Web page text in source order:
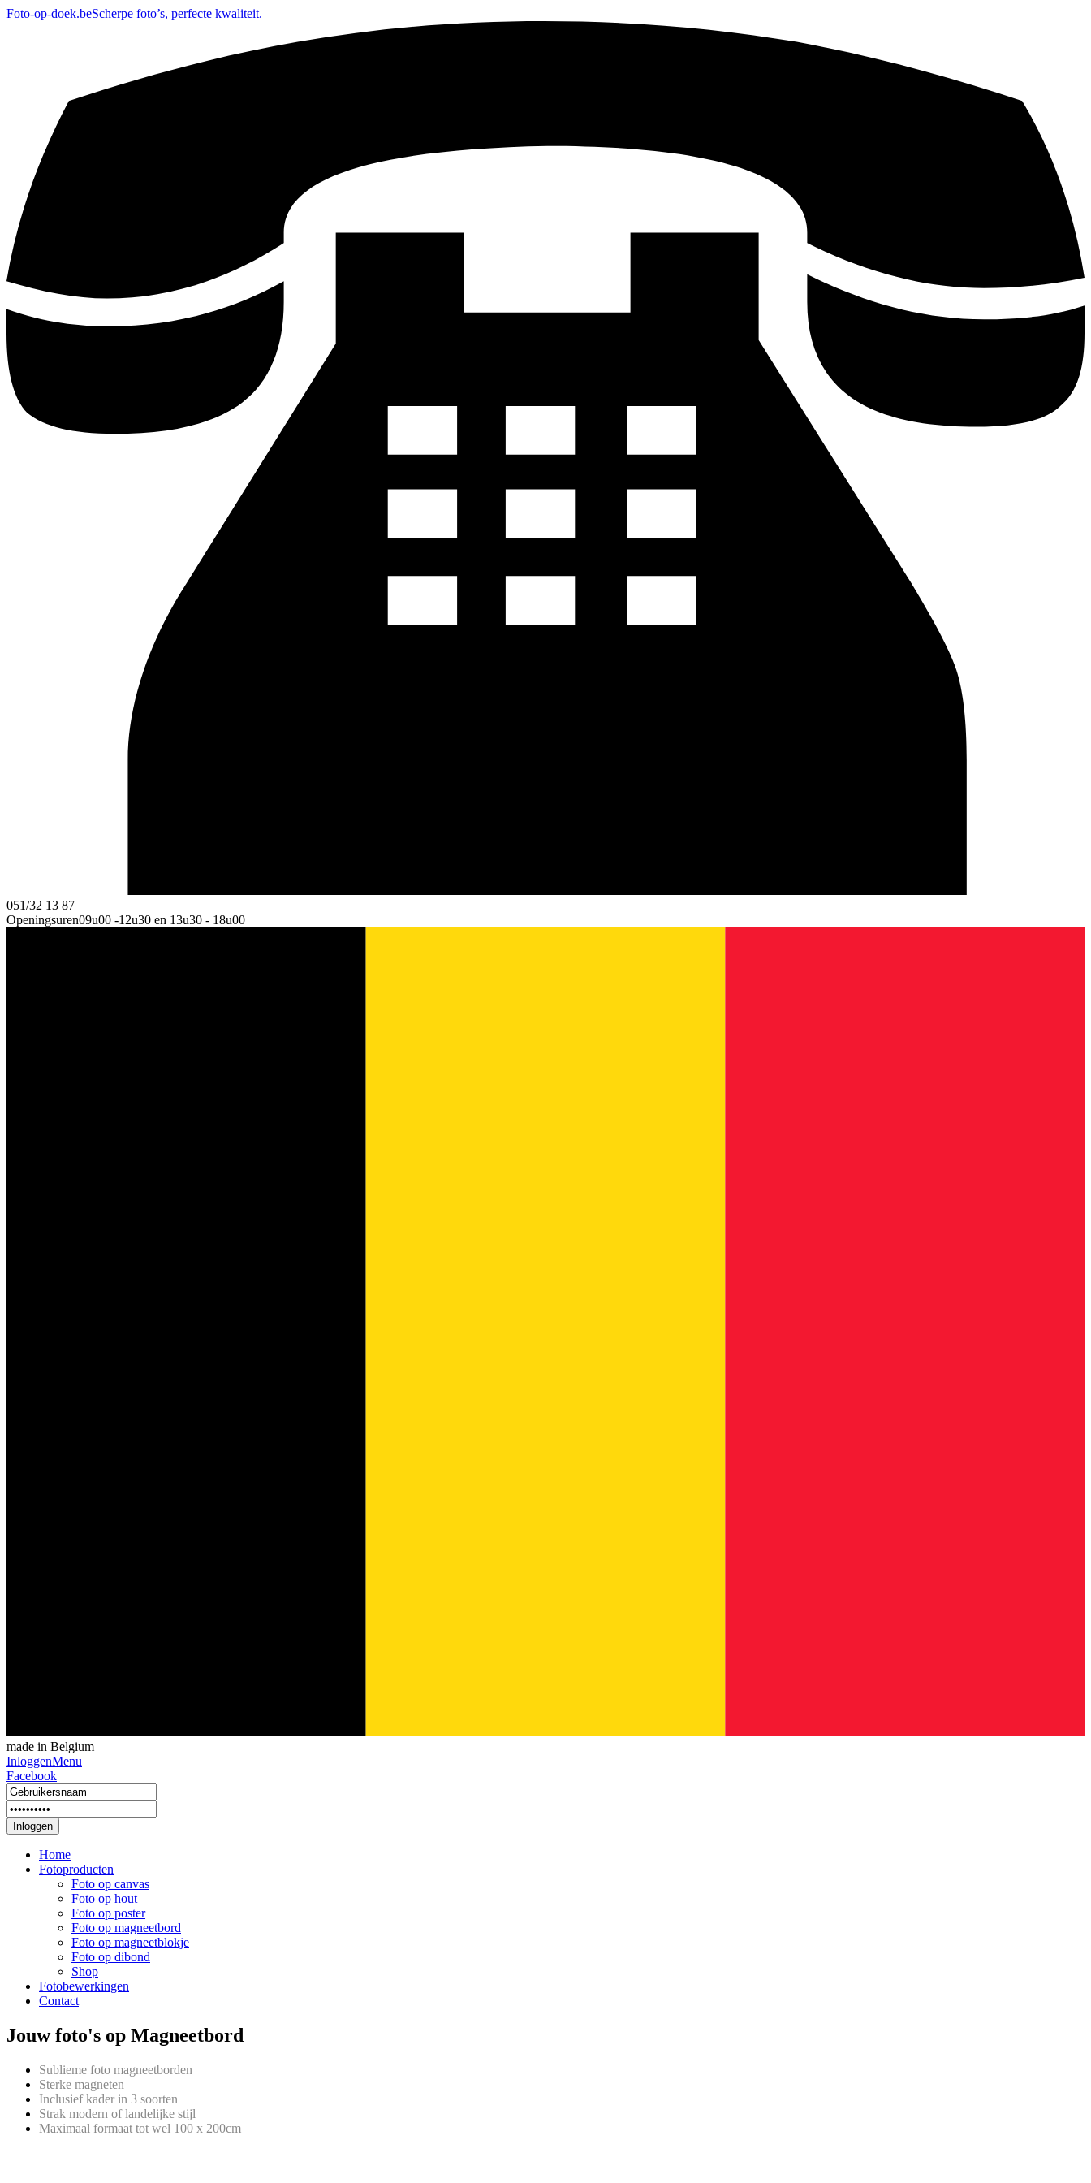
Foto-op-doek.beScherpe foto’s, perfecte kwaliteit.
051/32 13 87
Openingsuren09u00 -12u30 en 13u30 - 18u00
made in Belgium
InloggenMenu
Facebook
Inloggen
Home
Fotoproducten
Foto op canvas
Foto op hout
Foto op poster
Foto op magneetbord
Foto op magneetblokje
Foto op dibond
Shop
Fotobewerkingen
Contact
Jouw foto's op Magneetbord
Sublieme foto magneetborden
Sterke magneten
Inclusief kader in 3 soorten
Strak modern of landelijke stijl
Maximaal formaat tot wel 100 x 200cm